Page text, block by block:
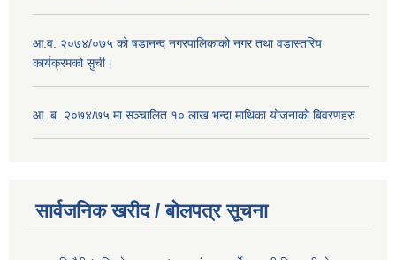
आ.व. २०७४/०७५ को षडानन्द नगरपालिकाको नगर तथा वडास्तरिय
कार्यक्रमको सुची।
आ. ब. २०७४/७५ मा सञ्चालित १० लाख भन्दा माथिका योजनाको बिवरणहरु
सार्वजनिक खरीद / बोलपत्र सूचना